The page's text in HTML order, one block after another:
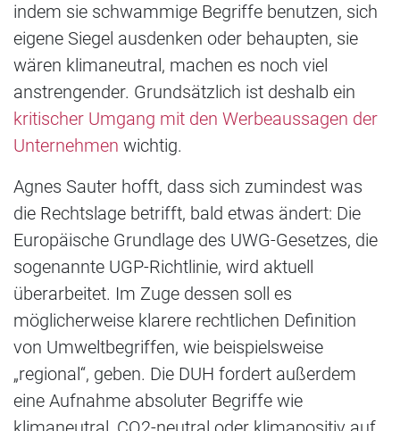
indem sie schwammige Begriffe benutzen, sich
eigene Siegel ausdenken oder behaupten, sie
wären klimaneutral, machen es noch viel
anstrengender. Grundsätzlich ist deshalb ein
kritischer Umgang mit den Werbeaussagen der
Unternehmen wichtig.
Agnes Sauter hofft, dass sich zumindest was
die Rechtslage betrifft, bald etwas ändert: Die
Europäische Grundlage des UWG-Gesetzes, die
sogenannte UGP-Richtlinie, wird aktuell
überarbeitet. Im Zuge dessen soll es
möglicherweise klarere rechtlichen Definition
von Umweltbegriffen, wie beispielsweise
„regional“, geben. Die DUH fordert außerdem
eine Aufnahme absoluter Begriffe wie